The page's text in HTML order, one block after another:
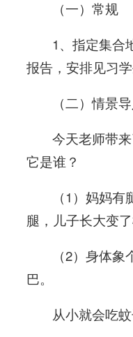
（一）常规
1、指定集合
报告，安排见习学
（二）情景
今天老师带
它是谁？
（1）妈妈
腿，儿子长大变
（2）身体
巴。
从小就会吃